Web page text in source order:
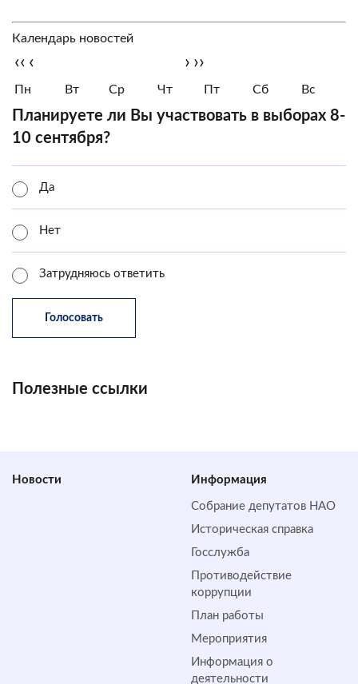
Календарь новостей
‹‹ ‹ › ››
Пн Вт Ср Чт Пт Сб Вс
Планируете ли Вы участвовать в выборах 8-
10 сентября?
Да
Нет
Затрудняюсь ответить
Полезные ссылки
Новости Информация
Собрание депутатов НАО
Историческая справка
Госслужба
Противодействие
коррупции
План работы
Мероприятия
Информация о
деятельности